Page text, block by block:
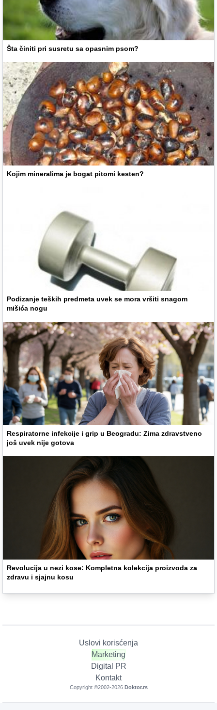
Šta činiti pri susretu sa opasnim psom?
Kojim mineralima je bogat pitomi kesten?
Podizanje teških predmeta uvek se mora vršiti snagom
mišića nogu
Respiratorne infekcije i grip u Beogradu: Zima zdravstveno
još uvek nije gotova
Revolucija u nezi kose: Kompletna kolekcija proizvoda za
zdravu i sjajnu kosu
Uslovi korisćenja
Marketing
Digital PR
Kontakt
Copyright ©2002-2026 Doktor.rs